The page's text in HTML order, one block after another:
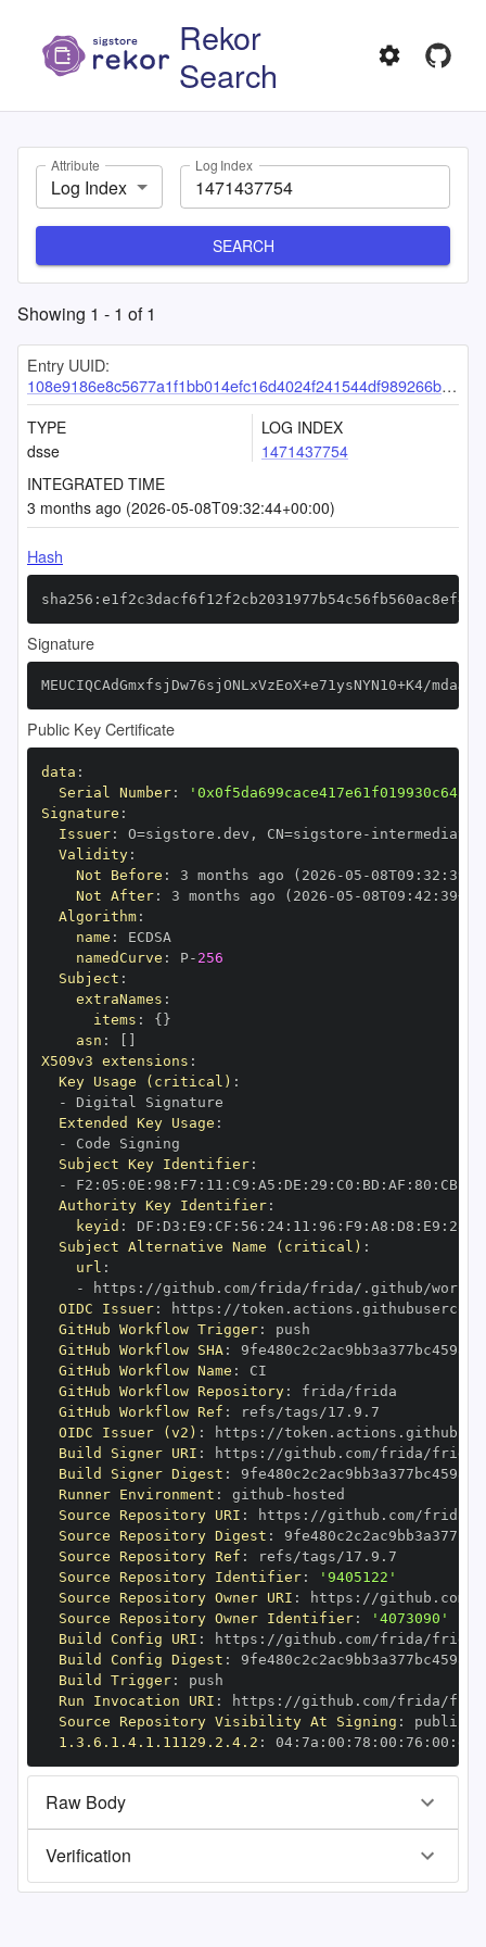
Rekor
Search
Attribute
Log Index
Log Index
SEARCH
Showing 1 - 1 of1
Entry UUID:
108e9186e8c5677a1f1bb014efc16d4024f241544df989266bb77662b50d9fcd38da059055e7db20
TYPE
dsse
LOG INDEX
1471437754
INTEGRATED TIME
3 months ago (2026-05-08T09:32:44+00:00)
Hash
Signature
MEUCIQCAdGmxfsjDw76sjONLxVzEoX+e71ysNYN10+K4/
Public Key Certificate
data :
Serial Number:
Signature :
Issuer: O=sigstore.dev , CN=sigstore -
Validity:
Not Before : 3 months ago (2026 -05 -08T09 : 32 :
Not After: 3 months ago (2026 -05 -08T09 : 42 : 39+00
Algorithm:
name :
namedCurve : P- 256
Subject :
extraNames :
items : { }
asn :
X509v3 extensions :
Key Usage (critical) :
-
Extended Key Usage :
-
Subject Key Identifier:
-
F2 : 05 : 0E : 98 : F7 : 11 : C9 : A5 : DE : 29 : C0 : BD : AF : 80 : CB:
Authority Key Identifier:
keyid : DF : D3 : E9 : CF : 56 : 24: 11 : 96 : F9 : A8 : D8 : E9 : 28
Subject Alternative Name (critical) :
url :
-
https :
OIDC Issuer: https :
GitHub Workflow Trigger:
GitHub Workflow SHA:
GitHub Workflow Name :
GitHub Workflow Repository:
GitHub Workflow Ref :
OIDC Issuer (v2) : https :
Build Signer URI : https :
Build Signer Digest :
Runner Environment : github -
Source Repository URI : https :
Source Repository Digest :
Source Repository Ref :
Source Repository Identifier:
'9405122'
Source Repository Owner URI : https :
Source Repository Owner Identifier:
'4073090'
Build Config URI : https :
Build Config Digest :
Build Trigger:
Run Invocation URI : https :
Source Repository Visibility At Signing :
1.3.6.1.4.1.11129.2.4.2 : 04: 7a : 00 : 78 : 00 : 76 : 00 : dd
Raw Body
Verification